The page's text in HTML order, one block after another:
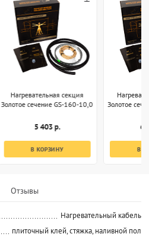
Нагревательная секция
Золотое сечение GS-160-10,0
5 403 р.
В КОРЗИНУ
Золотое
6
В
Отзывы
Нагревательный кабель
плиточный клей, стяжка, наливной пол